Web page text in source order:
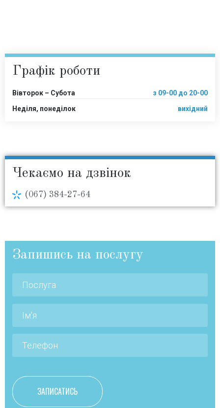
Графік роботи
Вівторок – Субота
з 09-00 до 20-00
Неділя, понеділок
вихідний
Чекаємо на дзвінок
(067) 384-27-64
Запишись на послугу